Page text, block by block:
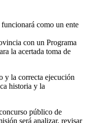
como un ente
con un Programa
la acertada toma de
y la correcta ejecución
historia y la
público de
será analizar, revisar